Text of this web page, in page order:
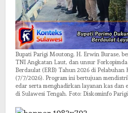
Bupati Parigi Moutong, H. Erwin Burase,
TNI Angkatan Laut, dan unsur Forkopimda
Berdaulat (ERB) Tahun 2026 di Pelabuhan
(7/7/2026). Program ini bertujuan
edar serta menghadirkan layanan kas dan
di Sulawesi Tengah. Foto: Diskominfo